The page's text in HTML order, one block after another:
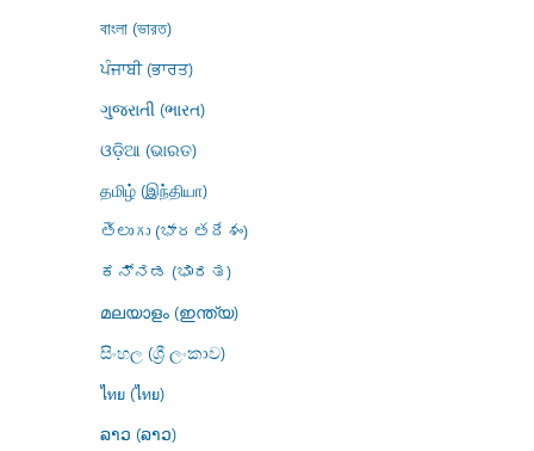
বাংলা (ভারত)
ਪੰਜਾਬੀ (ਭਾਰਤ)
ગુજરાતી (ભારત)
ଓଡ଼ିଆ (ଭାରତ)
தமிழ் (இந்தியா)
తెలుగు (భారతదేశం)
ಕನ್ನಡ (ಭಾರತ)
മലയാളം (ഇന്ത്യ)
සිංහල (ශ්‍රී ලංකාව)
ไทย (ไทย)
ລາວ (ລາວ)